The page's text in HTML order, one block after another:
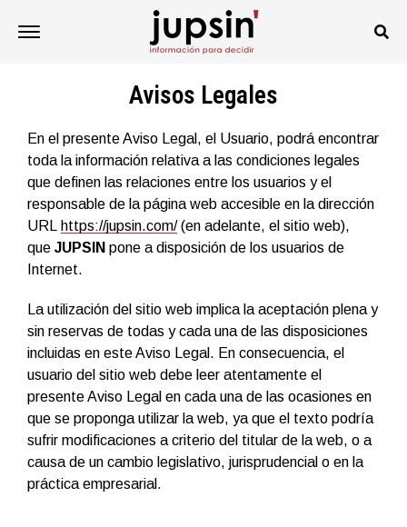
Avisos Legales
En el presente Aviso Legal, el Usuario, podrá encontrar
toda la información relativa a las condiciones legales
que definen las relaciones entre los usuarios y el
responsable de la página web accesible en la dirección
URL https://jupsin.com/(en adelante, el sitio web),
que JUPSIN pone a disposición de los usuarios de
Internet.
La utilización del sitio web implica la aceptación plena y
sin reservas de todas y cada una de las disposiciones
incluidas en este Aviso Legal. En consecuencia, el
usuario del sitio web debe leer atentamente el
presente Aviso Legal en cada una de las ocasiones en
que se proponga utilizar la web, ya que el texto podría
sufrir modificaciones a criterio del titular de la web, o a
causa de un cambio legislativo, jurisprudencial o en la
práctica empresarial.